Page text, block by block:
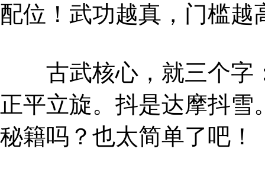
配位！武功越真，门槛越
古武核心，就三个字
正平立旋。抖是达摩抖
秘籍吗？也太简单了吧！